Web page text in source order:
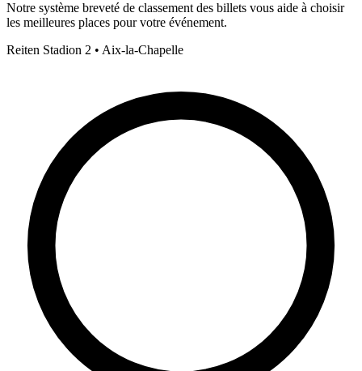
Notre système breveté de classement des billets vous aide à choisir
les meilleures places pour votre événement.
Reiten Stadion 2 • Aix-la-Chapelle